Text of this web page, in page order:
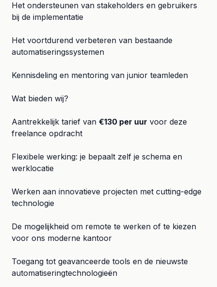
Het ondersteunen van stakeholders en gebruikers
bij de implementatie
Het voortdurend verbeteren van bestaande
automatiseringssystemen
Kennisdeling en mentoring van junior teamleden
Wat bieden wij?
Aantrekkelijk tarief van €130 per uur voor deze
freelance opdracht
Flexibele werking: je bepaalt zelf je schema en
werklocatie
Werken aan innovatieve projecten met cutting-edge
technologie
De mogelijkheid om remote te werken of te kiezen
voor ons moderne kantoor
Toegang tot geavanceerde tools en de nieuwste
automatiseringtechnologieën